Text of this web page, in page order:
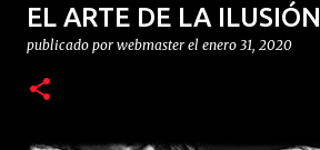
publicado porwebmaster el enero 15, 2026
BUSCANDO A DIOS DESESPERADAMENTE
EL ARTE DE LA ILUSIÓN
publicado por webmaster el enero 31, 2020